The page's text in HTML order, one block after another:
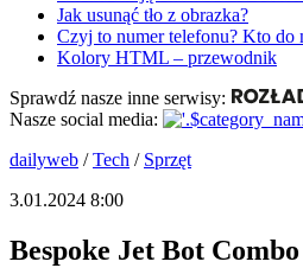
Jak usunąć tło z obrazka?
Czyj to numer telefonu? Kto do
Kolory HTML – przewodnik
Sprawdź nasze inne serwisy:
Nasze social media:
dailyweb /Tech / Sprzęt
3.01.2024 8:00
Bespoke Jet Bot